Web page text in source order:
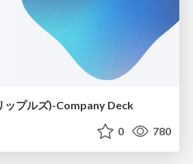
プルズ)-Company Deck
0 780